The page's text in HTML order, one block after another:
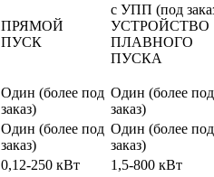
ПРЯМОЙ
ПУСК
с УПП (под
УСТРОЙСТВО
ПЛАВНОГО
ПУСКА
Один (более под
заказ)
Один (более под
заказ)
Один (более под
заказ)
Один (более под
заказ)
0,12-250 кВт 1,5-800 кВт